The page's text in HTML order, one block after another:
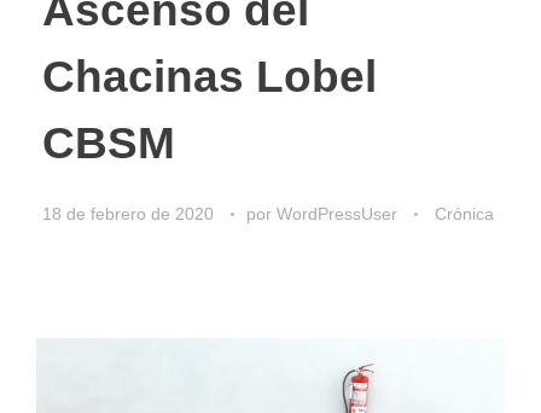
Ascenso del
Chacinas Lobel
CBSM
18 de febrero de 2020 por WordPressUser Crónica